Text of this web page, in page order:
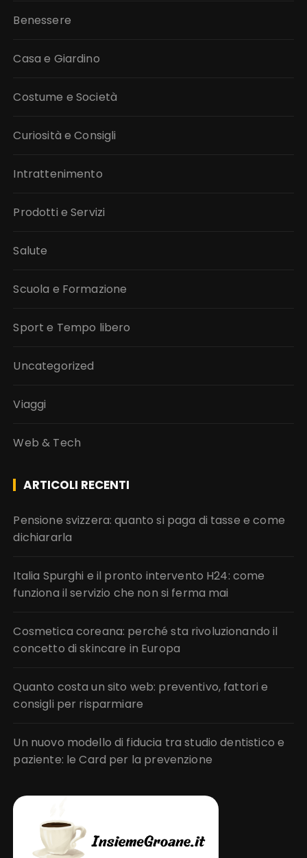
Benessere
Casa e Giardino
Costume e Società
Curiosità e Consigli
Intrattenimento
Prodotti e Servizi
Salute
Scuola e Formazione
Sport e Tempo libero
Uncategorized
Viaggi
Web & Tech
ARTICOLI RECENTI
Pensione svizzera: quanto si paga di tasse e come
dichiararla
Italia Spurghi e il pronto intervento H24: come
funziona il servizio che non si ferma mai
Cosmetica coreana: perché sta rivoluzionando il
concetto di skincare in Europa
Quanto costa un sito web: preventivo, fattori e
consigli per risparmiare
Un nuovo modello di fiducia tra studio dentistico e
paziente: le Card per la prevenzione